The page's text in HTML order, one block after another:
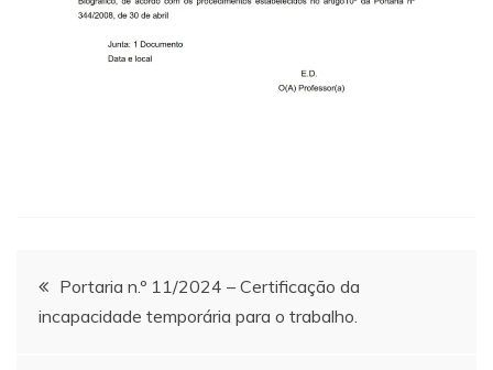
Navegação
de
Portaria n.º 11/2024 – Certificação da
incapacidade temporária para o trabalho.